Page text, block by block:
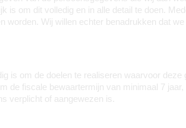
is om dit volledig en in alle detail te doen.
Wij willen echter benadrukken dat
is om de doelen te realiseren waarvoor
de fiscale bewaartermijn van minimaal 7
verplicht of aangewezen is.